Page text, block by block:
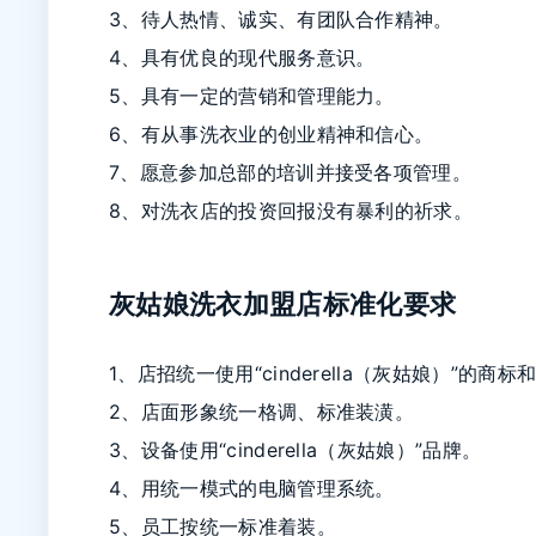
3、待人热情、诚实、有团队合作精神。
4、具有优良的现代服务意识。
5、具有一定的营销和管理能力。
6、有从事洗衣业的创业精神和信心。
7、愿意参加总部的培训并接受各项管理。
8、对洗衣店的投资回报没有暴利的祈求。
灰姑娘洗衣加盟店标准化要求
1、店招统一使用“cinderella（灰姑娘）”的商标
2、店面形象统一格调、标准装潢。
3、设备使用“cinderella（灰姑娘）”品牌。
4、用统一模式的电脑管理系统。
5、员工按统一标准着装。